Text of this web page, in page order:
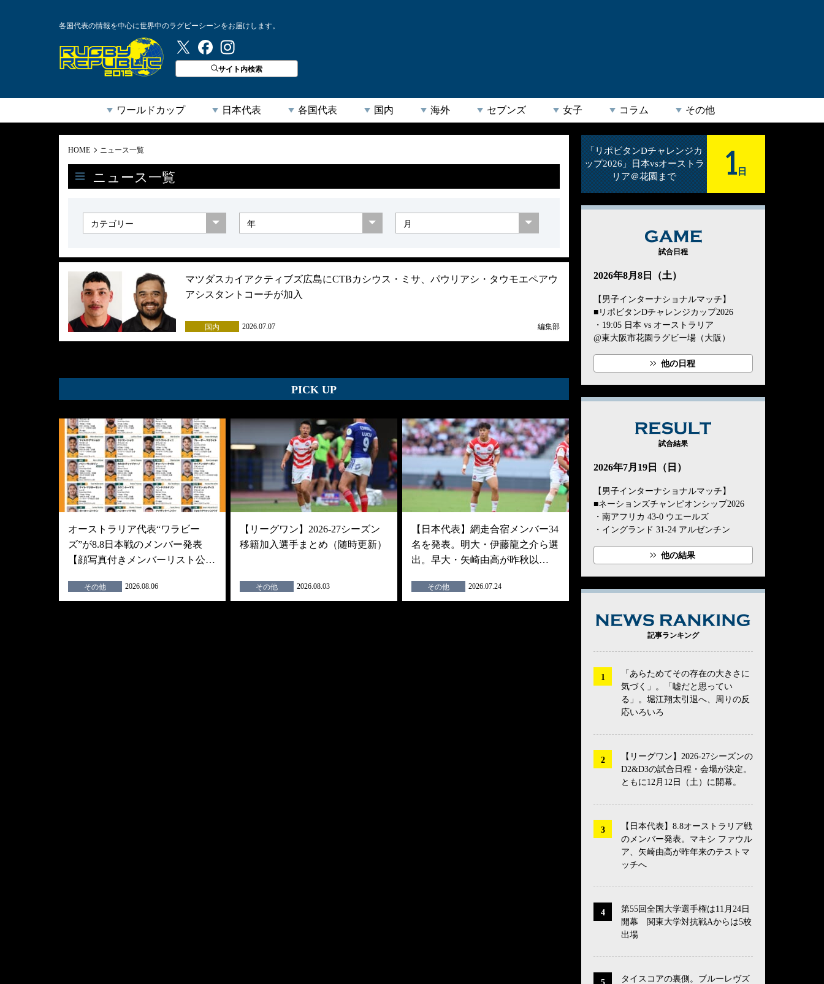
各国代表の情報を中心に世界中のラグビーシーンをお届けします。
ラグビーリパブリック
サイト内検索
ワールドカップ 日本代表 各国代表 国内 海外 セブンズ 女子 コラム その他
HOME ニュース一覧
ニュース一覧
マツダスカイアクティブズ広島にCTBカシウス・ミサ、パウリアシ・タウモエペアウ
アシスタントコーチが加入
国内 2026.07.07 編集部
PICK UP
オーストラリア代表“ワラビー
ズ”が8.8日本戦のメンバー発表
【顔写真付きメンバーリスト公…
その他 2026.08.06
【リーグワン】2026-27シーズン
移籍加入選手まとめ（随時更新）
その他 2026.08.03
【日本代表】網走合宿メンバー34
名を発表。明大・伊藤龍之介ら選
出。早大・矢崎由高が昨秋以…
その他 2026.07.24
「リポビタンDチャレンジカ
ップ2026」日本vsオーストラ
リア＠花園まで
1 日
GAME
試合日程
2026年8月8日（土）
【男子インターナショナルマッチ】
■リポビタンDチャレンジカップ2026
・19:05 日本 vs オーストラリア
@東大阪市花園ラグビー場（大阪）
他の日程
試合結果
2026年7月19日（日）
【男子インターナショナルマッチ】
■ネーションズチャンピオンシップ2026
・南アフリカ 43-0 ウエールズ
・イングランド 31-24 アルゼンチン
他の結果
記事ランキング
「あらためてその存在の大きさに
気づく」。「嘘だと思ってい
る」。堀江翔太引退へ、周りの反
応いろいろ
【リーグワン】2026-27シーズンの
D2&D3の試合日程・会場が決定。
ともに12月12日（土）に開幕。
【日本代表】8.8オーストラリア戦
のメンバー発表。マキシ ファウル
ア、矢崎由高が昨年来のテストマ
ッチへ
第55回全国大学選手権は11月24日
開幕 関東大学対抗戦Aからは5校
出場
タイスコアの裏側。ブルーレヴズ